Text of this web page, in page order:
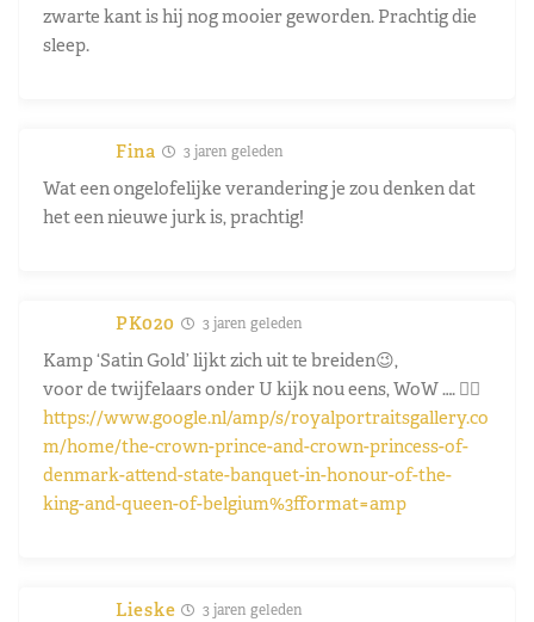
zwarte kant is hij nog mooier geworden. Prachtig die
sleep.
Fina 3 jaren geleden
Wat een ongelofelijke verandering je zou denken dat
het een nieuwe jurk is, prachtig!
PK020 3 jaren geleden
Kamp ‘Satin Gold’ lijkt zich uit te breiden😉,
voor de twijfelaars onder U kijk nou eens, WoW …. 👉🏼
https://www.google.nl/amp/s/royalportraitsgallery.co
m/home/the-crown-prince-and-crown-princess-of-
denmark-attend-state-banquet-in-honour-of-the-
king-and-queen-of-belgium%3fformat=amp
Lieske 3 jaren geleden